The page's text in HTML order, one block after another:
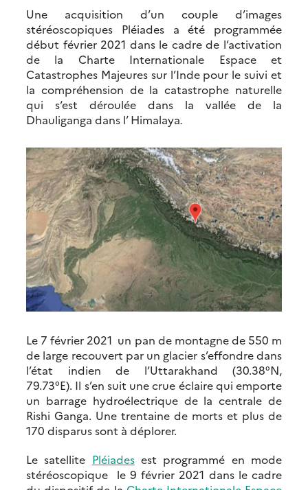
Une acquisition d’un couple d’images
stéréoscopiques Pléiades a été programmée
début février 2021 dans le cadre de l’activation
de la Charte Internationale Espace et
Catastrophes Majeures sur l’Inde pour le suivi et
la compréhension de la catastrophe naturelle
qui s‘est déroulée dans la vallée de la
Dhauliganga dans l’ Himalaya.
Le 7 février 2021 un pan de montagne de 550 m
de large recouvert par un glacier s’effondre dans
l’état indien de l’Uttarakhand (30.38°N,
79.73°E). Il s’en suit une crue éclaire qui emporte
un barrage hydroélectrique de la centrale de
Rishi Ganga. Une trentaine de morts et plus de
170 disparus sont à déplorer.
Le satellite Pléiadesest programmé en mode
stéréoscopique le 9 février 2021 dans le cadre